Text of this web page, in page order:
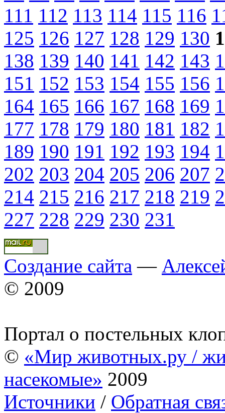
111 112 113 114 115 116
125 126 127 128 129 130
138 139 140 141 142 143
151 152 153 154 155 156
164 165 166 167 168 169
177 178 179 180 181 182
189 190 191 192 193 194
202 203 204 205 206 207
214 215 216 217 218 219
227 228 229 230 231
Создание сайта —
© 2009
Портал о постельных
© «Мир животных.ру /
насекомые» 2009
Источники / Обратная